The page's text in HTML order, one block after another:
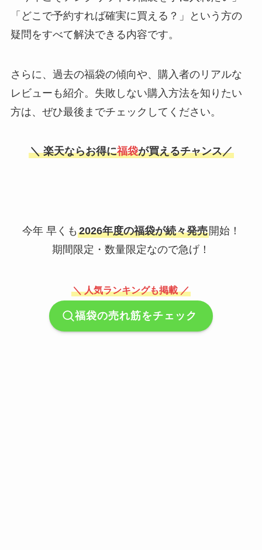
「どこで予約すれば確実に買える？」という方の
疑問をすべて解決できる内容です。
さらに、過去の福袋の傾向や、購入者のリアルな
レビューも紹介。失敗しない購入方法を知りたい
方は、ぜひ最後までチェックしてください。
＼ 楽天ならお得に福袋が買えるチャンス／
今年 早くも 2026年度の福袋が続々発売開始！
期間限定・数量限定なので急げ！
＼ 人気ランキングも掲載 ／
福袋の売れ筋をチェック